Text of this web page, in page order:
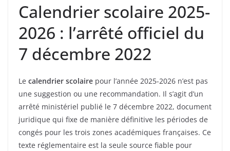
Calendrier scolaire 2025-
2026 : l’arrêté officiel du
7 décembre 2022
Le calendrier scolaire pour l’année 2025-2026 n’est pas
une suggestion ou une recommandation. Il s’agit d’un
arrêté ministériel publié le 7 décembre 2022, document
juridique qui fixe de manière définitive les périodes de
congés pour les trois zones académiques françaises. Ce
texte réglementaire est la seule source fiable pour